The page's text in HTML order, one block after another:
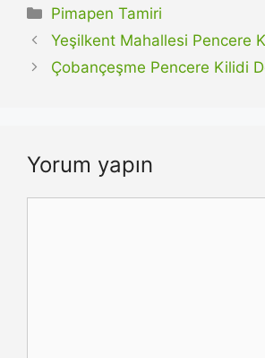
Kategoriler
Pimapen Tamiri
Yeşilkent Mahallesi Pencere
Çobançeşme Pencere Kilidi
Yorum yapın